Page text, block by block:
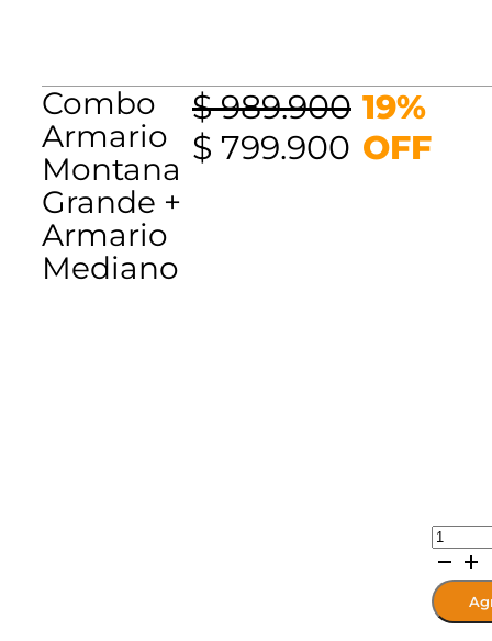
Combo
Armario
Montana
Grande +
Armario
Mediano
$989.900
El
$ 799.900 El
19%
OFF
Combo
Armario
Montana
Grande
+